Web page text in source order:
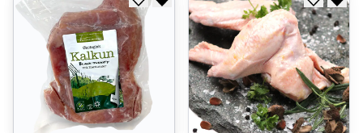
Legg til i ønskeliste
Fjern fra ønskeliste Legg til